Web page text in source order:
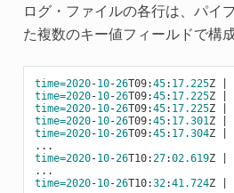
ログ・ファイルの各行は、パイ
た複数のキー値フィールドで構
time=2020-10-26T09:45: 17.225Z |
time=2020-10-26T09:45: 17.225Z |
time=2020-10-26T09:45: 17.225Z |
time=2020-10-26T09:45: 17.301Z |
time=2020-10-26T09:45: 17.304Z |
time=2020-10-26T10:27:02.619Z |
time=2020-10-26T10:32:41.724Z |